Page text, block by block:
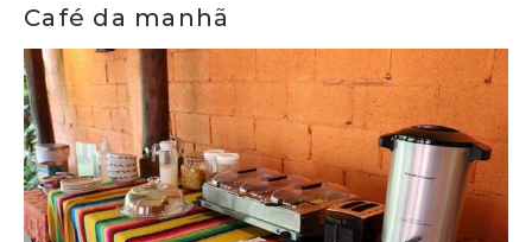
Café da manhã